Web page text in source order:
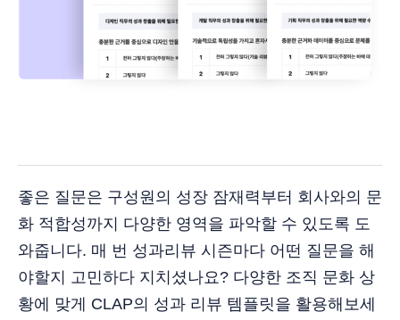
좋은 질문은 구성원의 성장 잠재력부터 회사와의 문
화 적합성까지 다양한 영역을 파악할 수 있도록 도
와줍니다. 매 번 성과리뷰 시즌마다 어떤 질문을 해
야할지 고민하다 지치셨나요? 다양한 조직 문화 상
황에 맞게 CLAP의 성과 리뷰 템플릿을 활용해보세